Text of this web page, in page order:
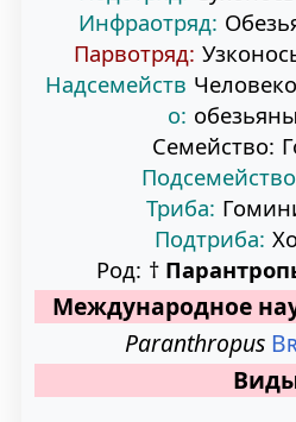
Инфраотряд:
Парвотряд:
Надсемейств
о: обезьяны
Семейство:
Триба:
Подтриба:
Род: †
Международное
Paranthropus